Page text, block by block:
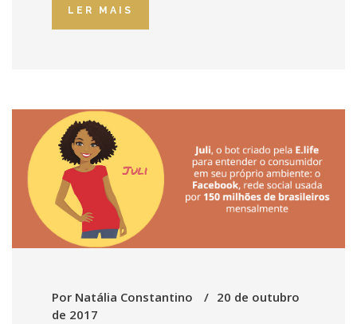
LER MAIS
Por Natália Constantino
20 de outubro
de 2017